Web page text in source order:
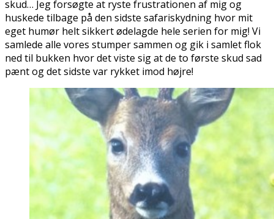
skud… Jeg forsøgte at ryste frustrationen af mig og
huskede tilbage på den sidste safariskydning hvor mit
eget humør helt sikkert ødelagde hele serien for mig! Vi
samlede alle vores stumper sammen og gik i samlet flok
ned til bukken hvor det viste sig at de to første skud sad
pænt og det sidste var rykket imod højre!